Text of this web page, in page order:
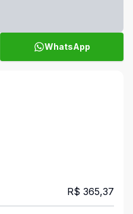
WhatsApp
R$ 365,37